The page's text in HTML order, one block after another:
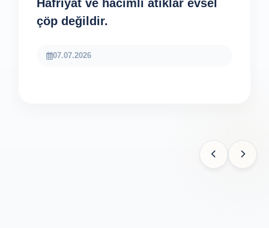
Hafriyat ve hacimli atıklar evsel
çöp değildir.
07.07.2026